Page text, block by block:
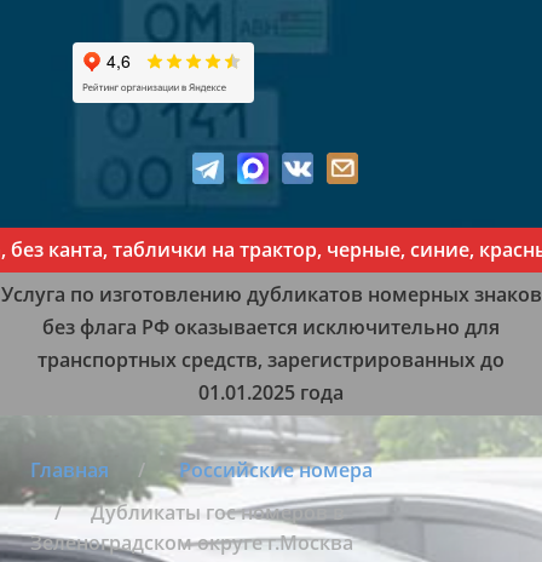
таблички на трактор, черные, синие,
Услуга по изготовлению дубликатов номерных знаков
без флага РФ оказывается исключительно для
транспортных средств, зарегистрированных до
01.01.2025 года
Главная
Российские номера
Дубликаты гос номеров в
Зеленоградском округе г.Москва